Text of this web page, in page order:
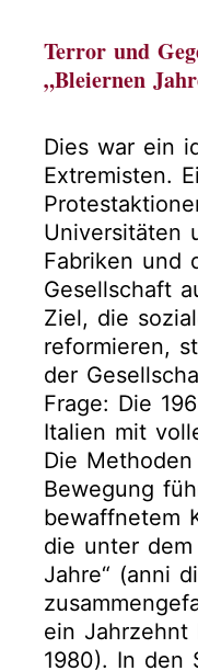
Terror und
„Bleiernen
Dies war ein
Extremisten.
Universitäten
Fabriken und
Gesellschaft
Ziel, die
reformieren,
der
Frage: Die
Italien mit
Die Methoden
Bewegung
bewaffnetem
die unter dem
Jahre“ (anni
ein Jahrzehnt
1980). In den